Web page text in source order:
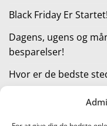
Black Friday Er Startet!
Dagens, ugens og
besparelser!
Hvor er de bedste